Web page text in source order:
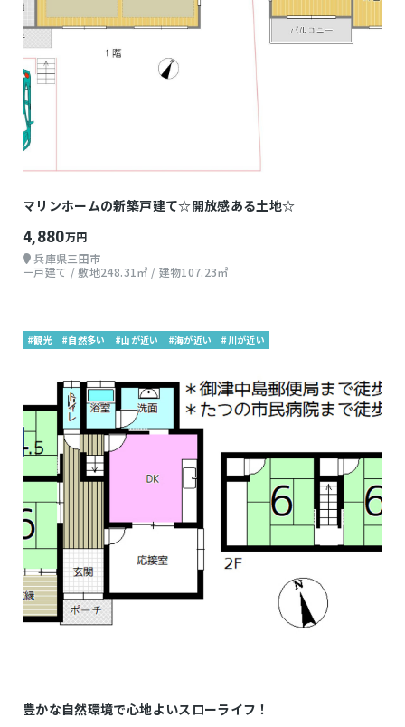
マリンホームの新築戸建て☆開放感ある土地☆
4,880万円
兵庫県三田市
一戸建て / 敷地248.31㎡ / 建物107.23㎡
#観光 #自然多い #山が近い #海が近い #川が近い
豊かな自然環境で心地よいスローライフ！